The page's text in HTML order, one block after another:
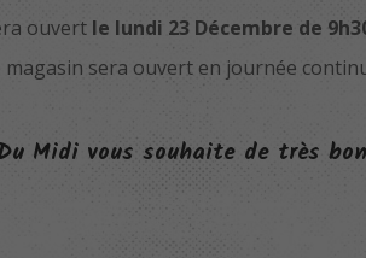
ouvert le lundi 23 Décembre de
magasin sera ouvert en journée
Midi vous souhaite de très